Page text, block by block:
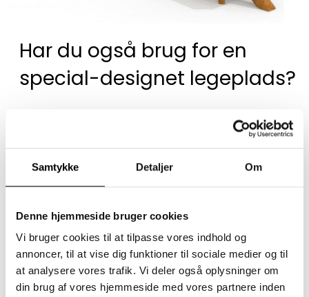
Samtykke Detaljer Om
Denne hjemmeside bruger cookies
Vi bruger cookies til at tilpasse vores indhold og
annoncer, til at vise dig funktioner til sociale medier og til
at analysere vores trafik. Vi deler også oplysninger om
din brug af vores hjemmeside med vores partnere inden
Har du også brug for en
special-designet legeplads?
projekter til legeområder.